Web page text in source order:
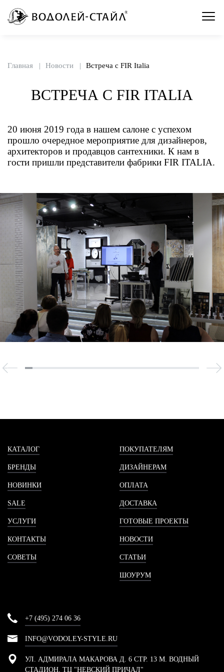
Главная Новости Встреча с FIR Italia
ВСТРЕЧА С FIR ITALIA
20 июня 2019 года в нашем салоне с успехом
прошло очередное мероприятие для дизайнеров,
архитекторов и продавцов сантехники. К нам в
гости пришли представители фабрики FIR ITALIA.
КАТАЛОГ
БРЕНДЫ
НОВИНКИ
SALE
УСЛУГИ
КОНТАКТЫ
СОВЕТЫ
ПОКУПАТЕЛЯМ
ДИЗАЙНЕРАМ
ОПЛАТА
ДОСТАВКА
ГОТОВЫЕ ПРОЕКТЫ
НОВОСТИ
СТАТЬИ
ШОУРУМ
+7 (495) 274 06 36
INFO@VODOLEY-STYLE.RU
УЛ. АДМИРАЛА МАКАРОВА Д. 6 СТР. 13 М. ВОДНЫЙ
СТАДИОН, ТЦ "НЕВСКИЙ ПРИЧАЛ"